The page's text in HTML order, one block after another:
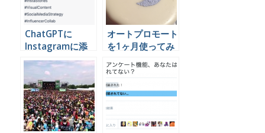
ChatGPTに
Instagramに添
付するハッシュタ
グを考えてもらう
オートプロモート
を1ヶ月使ってみ
た3つのツイッタ
ーアカウントの効
果をドーンとお見
せしましょう。